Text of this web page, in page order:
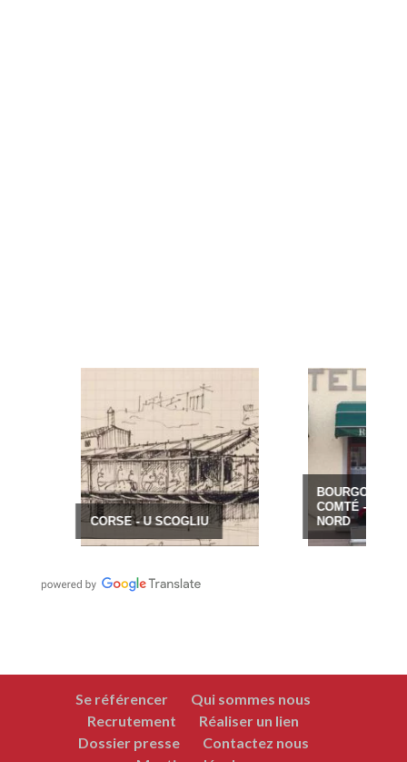
CORSE - U SCOGLIU
BOURGOGNE-
COMTÉ - HÔTEL DU
Se référencer
Qui sommes nous
Recrutement
Réaliser un lien
Dossier presse
Contactez nous